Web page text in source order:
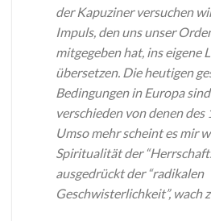
der Kapuziner versuchen
Impuls, den uns unser
mitgegeben hat, ins eigene
übersetzen. Die heutigen
Bedingungen in Europa
verschieden von denen des
Umso mehr scheint es mir
Spiritualität der
ausgedrückt der “radikalen
Geschwisterlichkeit”, wach